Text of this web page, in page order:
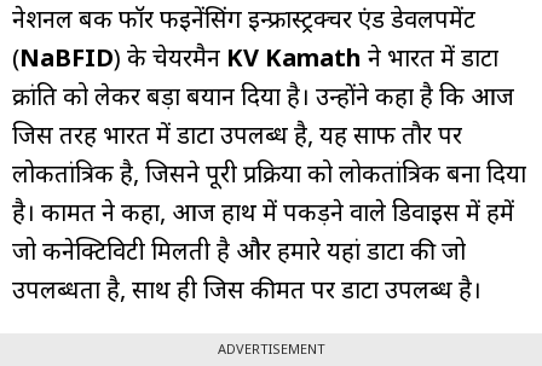
नेशनल बैंक फॉर फइनेंसिंग इन्फ्रास्ट्रक्चर एंड डेवलपमेंट
(NaBFID) के चेयरमैन KV Kamath ने भारत में डाटा
क्रांति को लेकर बड़ा बयान दिया है। उन्होंने कहा है कि आज
जिस तरह भारत में डाटा उपलब्ध है, यह साफ तौर पर
लोकतांत्रिक है, जिसने पूरी प्रक्रिया को लोकतांत्रिक बना दिया
है। कामत ने कहा, आज हाथ में पकड़ने वाले डिवाइस में हमें
जो कनेक्टिविटी मिलती है और हमारे यहां डाटा की जो
उपलब्धता है, साथ ही जिस कीमत पर डाटा उपलब्ध है।
ADVERTISEMENT